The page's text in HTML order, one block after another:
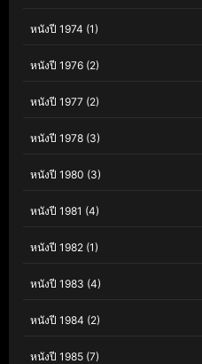
หนังปี 1974 (1)
หนังปี 1976 (2)
หนังปี 1977 (2)
หนังปี 1978 (3)
หนังปี 1980 (3)
หนังปี 1981 (4)
หนังปี 1982 (1)
หนังปี 1983 (4)
หนังปี 1984 (2)
หนังปี 1985 (7)